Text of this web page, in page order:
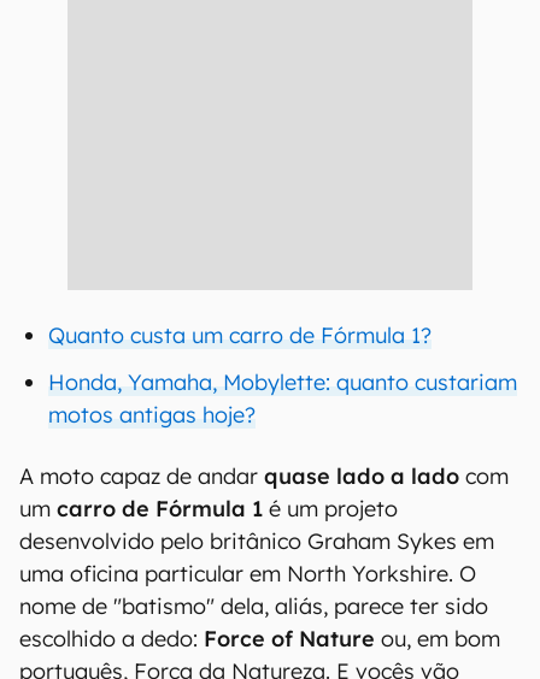
Quanto custa um carro de Fórmula 1?
Honda, Yamaha, Mobylette: quanto custariam
motos antigas hoje?
A moto capaz de andar quase lado a lado com
um carro de Fórmula 1 é um projeto
desenvolvido pelo britânico Graham Sykes em
uma oficina particular em North Yorkshire. O
nome de "batismo" dela, aliás, parece ter sido
escolhido a dedo: Force of Nature ou, em bom
português, Força da Natureza. E vocês vão